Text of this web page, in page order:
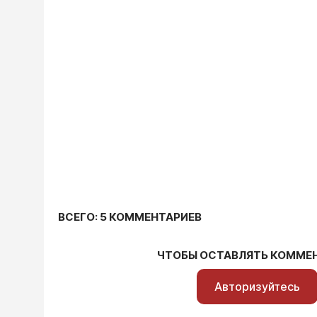
ВСЕГО: 5 КОММЕНТАРИЕВ
ЧТОБЫ ОСТАВЛЯТЬ
Авторизуйтесь